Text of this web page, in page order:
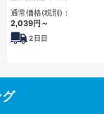
通常価格(税別)：
2,039円 ～
2日目